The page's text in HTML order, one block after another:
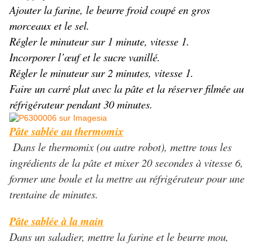
Ajouter la farine, le beurre froid coupé en gros
morceaux et le sel.
Régler le minuteur sur 1 minute, vitesse 1.
Incorporer l’œuf et le sucre vanillé.
Régler le minuteur sur 2 minutes, vitesse 1.
Faire un carré plat avec la pâte et la réserver filmée au
réfrigérateur pendant 30 minutes.
Pâte sablée authermomix
Dans le thermomix (ou autre robot), mettre tous les
ingrédients de la pâte et mixer 20 secondes à vitesse 6,
former une boule et la mettre au réfrigérateur pour une
trentaine de minutes.
Pâte sablée à la main
Dans un saladier, mettre la farine et le beurre mou,